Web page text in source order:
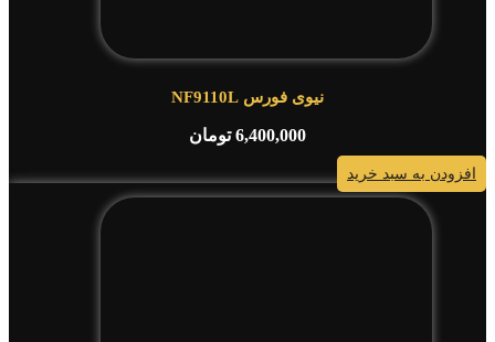
نیوی فورس NF9110L
6,400,000 تومان
افزودن به سبد خرید